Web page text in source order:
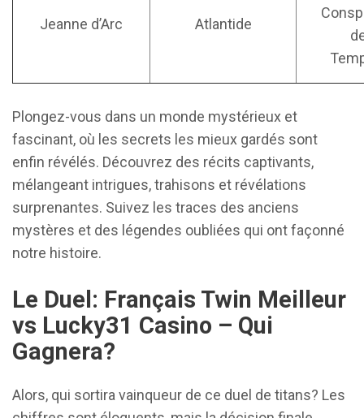
Jeanne d’Arc Atlantide
Plongez-vous dans un monde mystérieux et
fascinant, où les secrets les mieux gardés sont
enfin révélés. Découvrez des récits captivants,
mélangeant intrigues, trahisons et révélations
surprenantes. Suivez les traces des anciens
mystères et des légendes oubliées qui ont façonné
notre histoire.
Le Duel: Français Twin Meilleur
vs Lucky31 Casino – Qui
Gagnera?
Alors, qui sortira vainqueur de ce duel de titans? Les